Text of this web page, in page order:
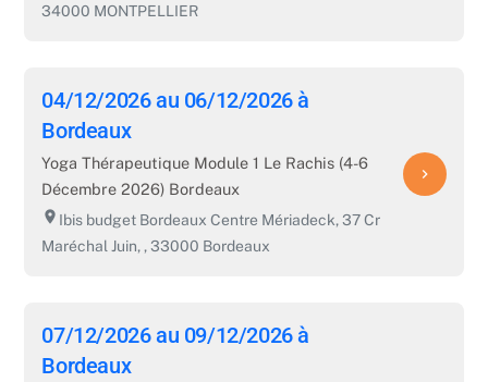
34000 MONTPELLIER
04/12/2026 au 06/12/2026 à
Bordeaux
Yoga Thérapeutique Module 1 Le Rachis (4-6
Décembre 2026) Bordeaux
room Ibis budget Bordeaux Centre Mériadeck, 37 Cr
Maréchal Juin, , 33000 Bordeaux
navigate_next
07/12/2026 au 09/12/2026 à
Bordeaux